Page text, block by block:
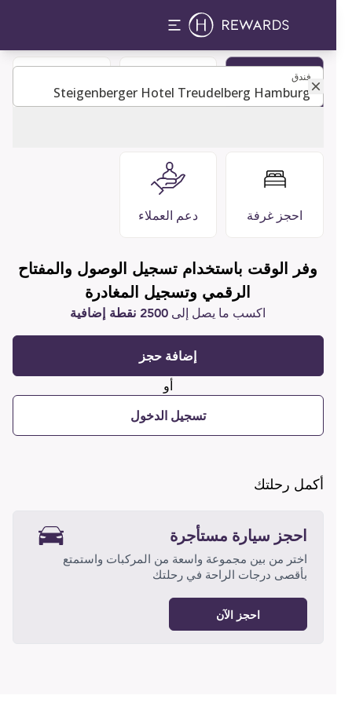
فندقفندق
احجز غرفة دعم العملاء
وفر الوقت باستخدام تسجيل الوصول والمفتاح
الرقمي وتسجيل المغادرة
اكسب ما يصل إلى2500 نقطة إضافية
إضافة حجز
تسجيل الدخول
أكمل رحلتك
احجز سيارة مستأجرة
اختر من بين مجموعة واسعة من المركبات واستمتع
بأقصى درجات الراحة في رحلتك
احجز الآن